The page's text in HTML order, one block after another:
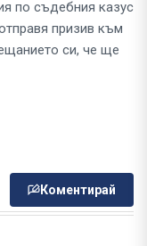
по съдебния казус
призив към
си, че ще
Коментирай